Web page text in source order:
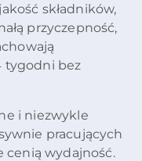
składników,
przyczepność,
tygodni bez
i niezwykle
pracujących
cenią wydajność.